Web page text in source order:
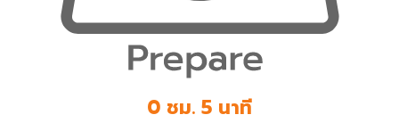
0 ชม. 5 นาที